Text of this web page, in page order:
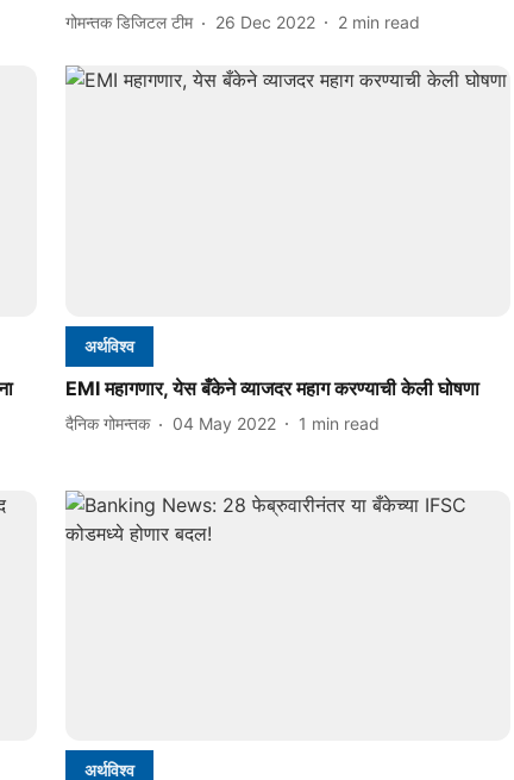
गोमन्तक डिजिटल टीम 26 Dec 2022 2 min read
अर्थविश्व
EMI महागणार, येस बँकेने व्याजदर महाग करण्याची केली घोषणा
दैनिक गोमन्तक 04 May 2022 1 min read
अर्थविश्व